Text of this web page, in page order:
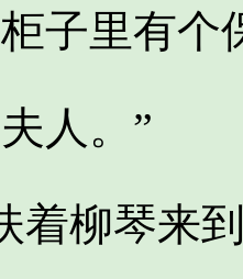
里有个
人。”
柳琴来到